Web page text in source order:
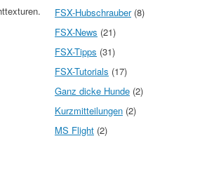
FSX-Hubschrauber(8)
FSX-News (21)
FSX-Tipps (31)
FSX-Tutorials (17)
Ganz dicke Hunde (2)
Kurzmitteilungen (2)
MS Flight (2)